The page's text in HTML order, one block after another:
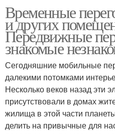
Временные
и других
Передвижные
знакомые
Сегодняшние мобильные
далекими потомками
Несколько веков назад эти
присутствовали в домах
жилища в этой части
делить на привычные для